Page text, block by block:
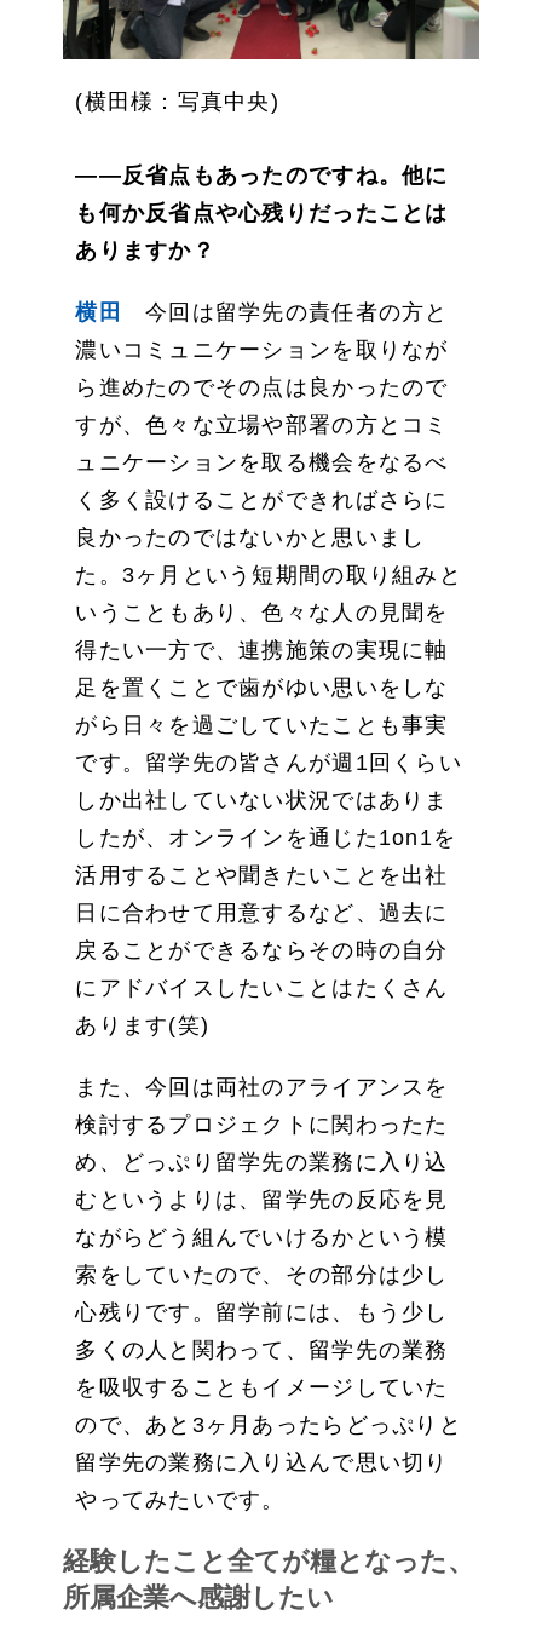
(横田様：写真中央)
――反省点もあったのですね。他に
も何か反省点や心残りだったことは
ありますか？
横田
今回は留学先の責任者の方と
濃いコミュニケーションを取りなが
ら進めたのでその点は良かったので
すが、色々な立場や部署の方とコミ
ュニケーションを取る機会をなるべ
く多く設けることができればさらに
良かったのではないかと思いまし
た。3ヶ月という短期間の取り組みと
いうこともあり、色々な人の見聞を
得たい一方で、連携施策の実現に軸
足を置くことで歯がゆい思いをしな
がら日々を過ごしていたことも事実
です。留学先の皆さんが週1回くらい
しか出社していない状況ではありま
したが、オンラインを通じた1on1を
活用することや聞きたいことを出社
日に合わせて用意するなど、過去に
戻ることができるならその時の自分
にアドバイスしたいことはたくさん
あります(笑)
また、今回は両社のアライアンスを
検討するプロジェクトに関わったた
め、どっぷり留学先の業務に入り込
むというよりは、留学先の反応を見
ながらどう組んでいけるかという模
索をしていたので、その部分は少し
心残りです。留学前には、もう少し
多くの人と関わって、留学先の業務
を吸収することもイメージしていた
ので、あと3ヶ月あったらどっぷりと
留学先の業務に入り込んで思い切り
やってみたいです。
経験したこと全てが糧となった、
所属企業へ感謝したい